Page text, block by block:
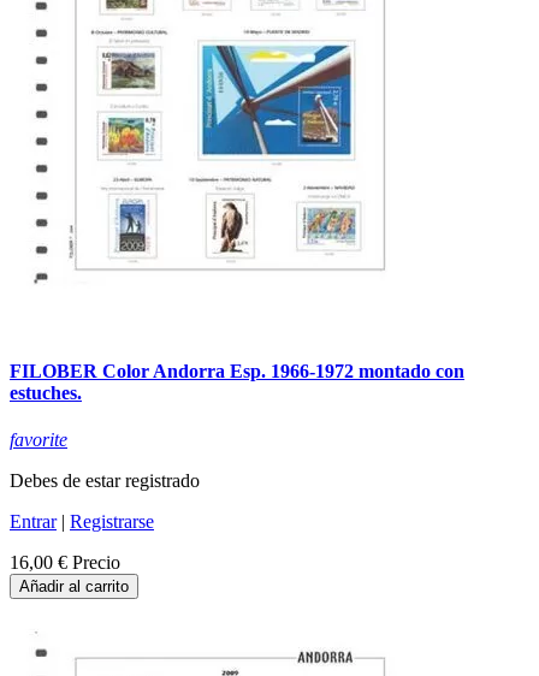
FILOBER Color Andorra Esp. 1966-1972 montado con
estuches.
favorite
Debes de estar registrado
Entrar| Registrarse
16,00 € Precio
Añadir al carrito